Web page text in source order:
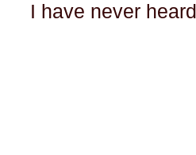
I have never